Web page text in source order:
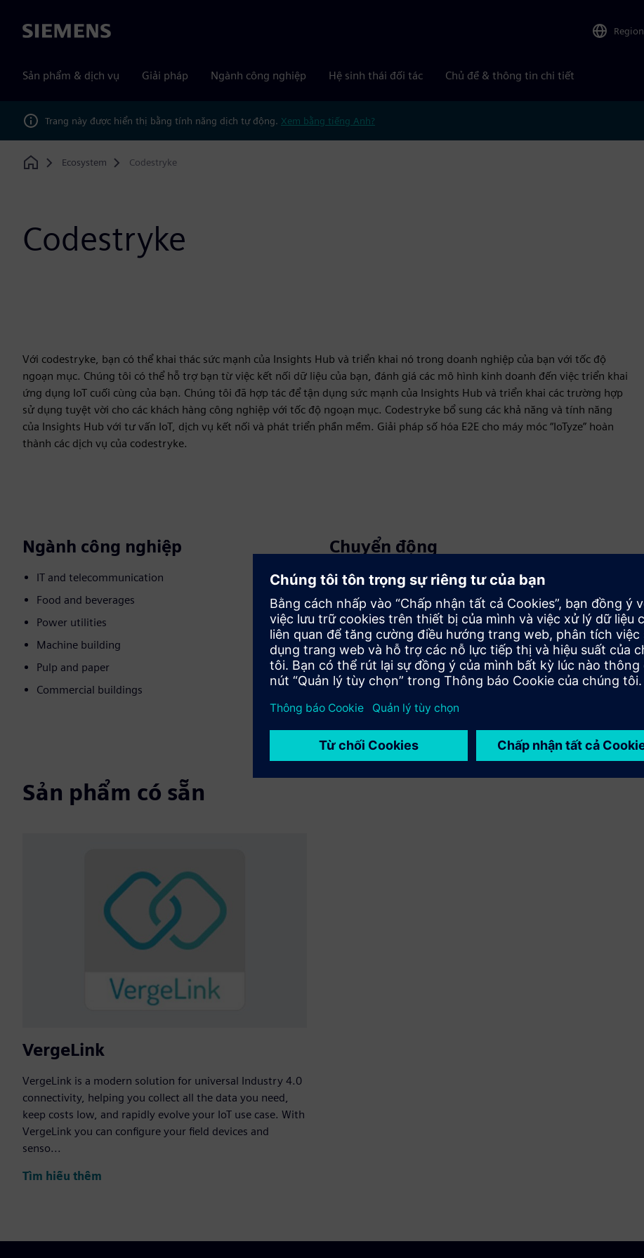
Siemens Region
Sản phẩm & dịch vụ Giải pháp Ngành công nghiệp Hệ sinh thái đối tác Chủ đề & thông tin chi tiết
Trang này được hiển thị bằng tính năng dịch tự động. Xem bằng tiếng Anh?
Home
Ecosystem Codestryke
Codestryke
Với codestryke, bạn có thể khai thác sức mạnh của Insights Hub và triển khai nó trong doanh nghiệp của bạn với tốc độ
ngoạn mục. Chúng tôi có thể hỗ trợ bạn từ việc kết nối dữ liệu của bạn, đánh giá các mô hình kinh doanh đến việc triển khai
ứng dụng IoT cuối cùng của bạn. Chúng tôi đã hợp tác để tận dụng sức mạnh của Insights Hub và triển khai các trường hợp
sử dụng tuyệt vời cho các khách hàng công nghiệp với tốc độ ngoạn mục. Codestryke bổ sung các khả năng và tính năng
của Insights Hub với tư vấn IoT, dịch vụ kết nối và phát triển phần mềm. Giải pháp số hóa E2E cho máy móc “IoTyze” hoàn
thành các dịch vụ của codestryke.
Ngành công nghiệp
IT and telecommunication
Food and beverages
Power utilities
Machine building
Pulp and paper
Commercial buildings
Chuyển động
Build
Mở rộng hoặc xây dựng dựa trên sản phẩm/giải pháp
Siemens Xcelerator bằng cách xây dựng một sản phẩm
mới hoặc tạo ra một giải pháp khách hàng mới thông qua
việc tích hợp sản phẩm Siemens Xcelerator và sản phẩm
của riêng bạn
Sản phẩm có sẵn
VergeLink
VergeLink is a modern solution for universal Industry 4.0
connectivity, helping you collect all the data you need,
keep costs low, and rapidly evolve your IoT use case. With
VergeLink you can configure your field devices and
senso...
Tìm hiểu thêm